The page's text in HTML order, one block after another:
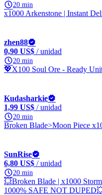
20 min
x1000 Arkenstone | Instant
zhen88
0,90 US$ / unidad
20 min
💖X100 Soul Ore - Ready
Kudasharkie
1,99 US$ / unidad
20 min
Broken Blade>Moon Piece
SunRise
6,80 US$ / unidad
20 min
💥Broken Blade | x1000
1000% SAFE NOT